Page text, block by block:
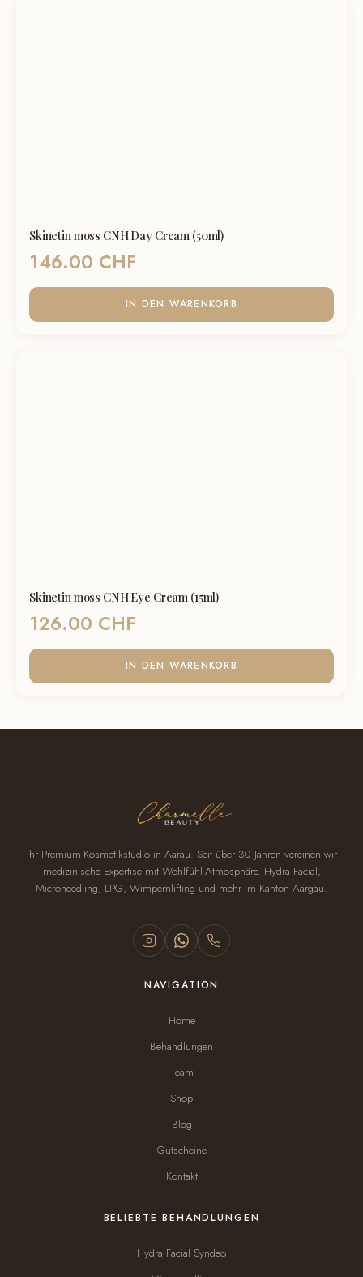
Skinetin moss CNH Day Cream (50ml)
146.00 CHF
IN DEN WARENKORB
Skinetin moss CNH Eye Cream (15ml)
126.00 CHF
IN DEN WARENKORB
Ihr Premium-Kosmetikstudio in Aarau. Seit über 30 Jahren vereinen wir
medizinische Expertise mit Wohlfühl-Atmosphäre. Hydra Facial,
Microneedling, LPG, Wimpernlifting und mehr im Kanton Aargau.
NAVIGATION
Home
Behandlungen
Team
Shop
Blog
Gutscheine
Kontakt
BELIEBTE BEHANDLUNGEN
Hydra Facial Syndeo